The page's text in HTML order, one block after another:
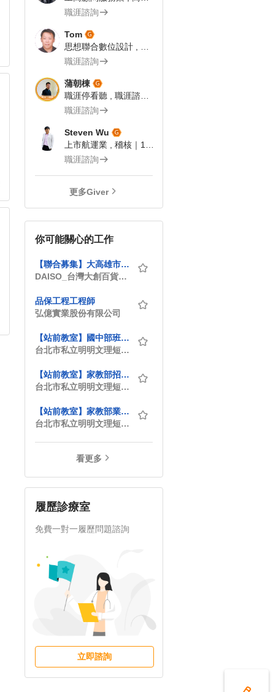
職涯諮詢
Tom
職涯諮詢
蒲朝棟
職涯諮詢
Steven Wu
職涯諮詢
更多Giver
你可能關心的工作
【聯合募集】大高雄市區–門市陳列補貨人員
DAISO_台灣大創百貨股份有限公司
品保工程工程師
弘億實業股份有限公司
【站前教室】國中部班務行政/課程推廣助理
台北市私立明明文理短期補習班
【站前教室】家教部招生班務培訓幹部
台北市私立明明文理短期補習班
【站前教室】家教部業務助理/輔導老師
台北市私立明明文理短期補習班
看更多
履歷診療室
免費一對一履歷問題諮詢
立即諮詢